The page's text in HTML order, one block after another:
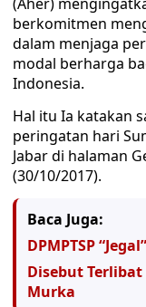
berkomitmen
dalam menjaga
modal berharga
Indonesia.
Hal itu Ia katakan
peringatan hari
Jabar di halaman
(30/10/2017).
Baca Juga:
DPMPTSP
Disebut Terlibat
Murka